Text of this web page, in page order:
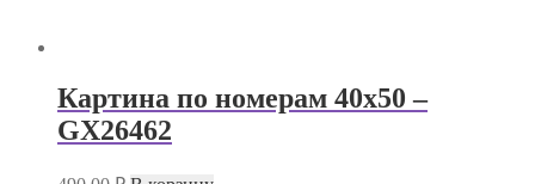
Картина по номерам 40х50 –
GX26462